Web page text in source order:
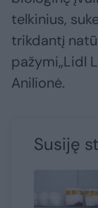
telkinius,
trikdantį
pažymi„Lidl
Anilionė.
Susiję